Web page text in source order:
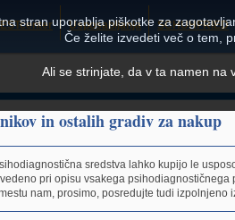
Usposabljanja SCHUHFRIED
in ostalih gradiv za nakup
sredstva lahko kupijo le
pri opisu vsakega psihodiagnostičnega
nam, prosimo, posredujte tudi izpolnjeno
stran uporablja piškotke za
Če želite izvedeti več o tem,
Ali se strinjate, da v ta namen na